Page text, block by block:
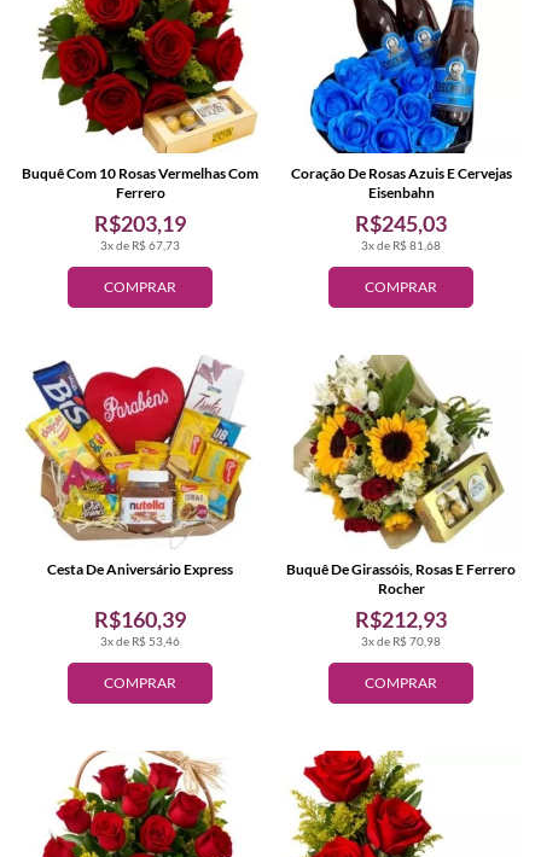
COMPRAR
3x de R$ 67,73
R$203,19
Buquê Com 10 Rosas Vermelhas Com
Ferrero
COMPRAR
3x de R$ 81,68
R$245,03
Coração De Rosas Azuis E Cervejas
Eisenbahn
COMPRAR
3x de R$ 53,46
R$160,39
Cesta De Aniversário Express
COMPRAR
3x de R$ 70,98
R$212,93
Buquê De Girassóis, Rosas E Ferrero
Rocher